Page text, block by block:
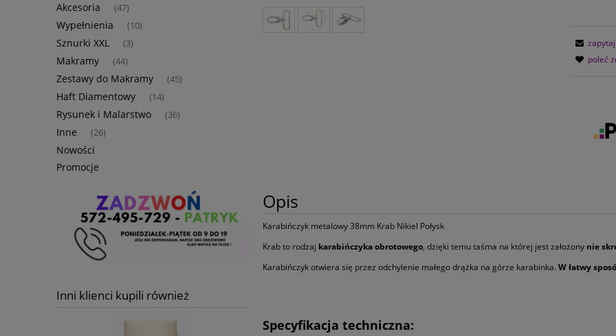
Akcesoria (47)
Wypełnienia (10)
Sznurki XXL (3)
Makramy (44)
Zestawy do Makramy (45)
Haft Diamentowy (14)
Rysunek i Malarstwo (36)
Inne (26)
Nowości
Promocje
Inni klienci kupili również
poleć
Opis
Karabińczyk metalowy 38mm Krab Nikiel Połysk
Krab to rodzaj karabińczyka obrotowego, dzięki temu taśma na której jest założony nie
Karabińczyk otwiera się przez odchylenie małego drążka na górze karabinka. W łatwy
Specyfikacja techniczna: